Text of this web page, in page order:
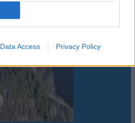
Data Access Privacy Policy